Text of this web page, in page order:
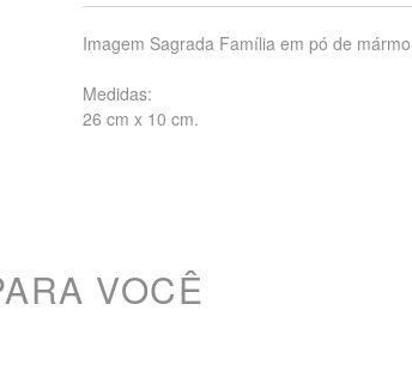
Imagem Sagrada Família em pó de
Medidas:
26 cm x 10 cm.
VOCÊ